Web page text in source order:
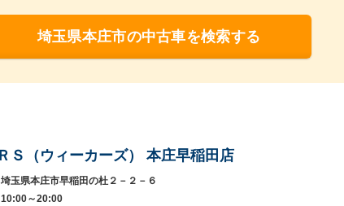
埼玉県本庄市の中古車を検索する
Ｓ（ウィーカーズ） 本庄早稲田店
埼玉県本庄市早稲田の杜２－２－６
10:00～20:00